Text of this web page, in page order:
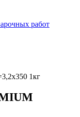
работ
1кг